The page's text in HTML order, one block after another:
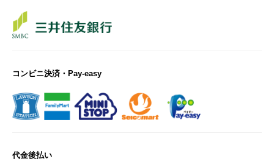
コンビニ決済・Pay-easy
代金後払い